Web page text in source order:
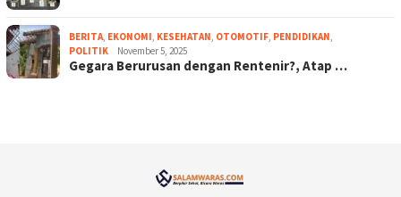
BERITA, EKONOMI, KESEHATAN, OTOMOTIF, PENDIDIKAN,
POLITIK
November 5, 2025
Gegara Berurusan dengan Rentenir?, Atap …